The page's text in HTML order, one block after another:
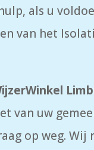
als u
van het
van uw
op weg. Wij